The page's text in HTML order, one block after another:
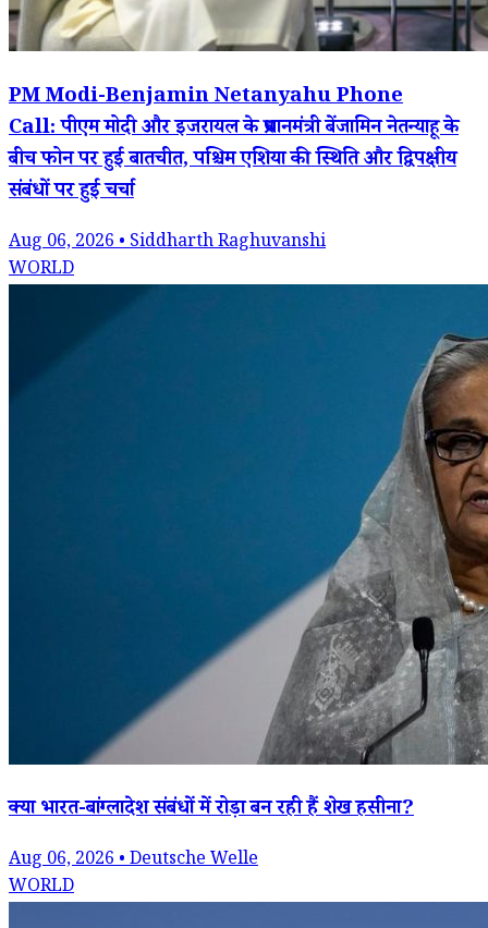
PM Modi-Benjamin Netanyahu Phone
Call: पीएम मोदी और इजरायल के प्रधानमंत्री बेंजामिन नेतन्याहू के
बीच फोन पर हुई बातचीत, पश्चिम एशिया की स्थिति और द्विपक्षीय
संबंधों पर हुई चर्चा
Aug 06, 2026 • Siddharth Raghuvanshi
WORLD
क्या भारत-बांग्लादेश संबंधों में रोड़ा बन रही हैं शेख हसीना?
Aug 06, 2026 • Deutsche Welle
WORLD